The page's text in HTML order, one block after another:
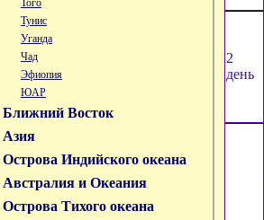
Тунис
Уганда
Чад
Эфиопия
ЮАР
Ближний Восток
Азия
Острова Индийского океана
Австралия и Океания
Острова Тихого океана
2
день